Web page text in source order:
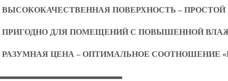
ВЫСОКОКАЧЕСТВЕННАЯ ПОВЕРХНОСТЬ –
ПРИГОДНО ДЛЯ ПОМЕЩЕНИЙ С ПОВЫШЕННОЙ
РАЗУМНАЯ ЦЕНА – ОПТИМАЛЬНОЕ СООТНОШЕНИЕ
▬▬▬▬▬▬▬▬▬▬▬▬▬▬▬